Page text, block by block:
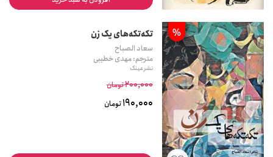
% ‏‫تکه‌تکه‌های یک زن‬‏‫
سعاد الصباح
مترجم: مهدی خطیبی
نشر عینک
200,000تومان
190,000تومان